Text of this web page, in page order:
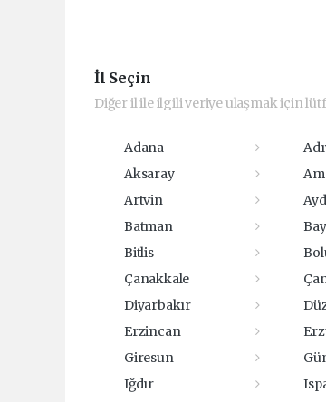
İl Seçin
Diğer il ile ilgili veriye ulaşmak için
Adana
Aksaray
Artvin
Batman
Bitlis
Çanakkale
Diyarbakır
Erzincan
Giresun
Iğdır